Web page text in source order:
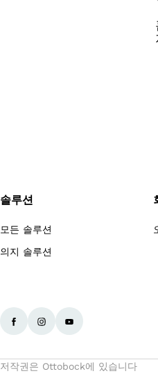
솔루션
모든 솔루션
의지 솔루션
저작권은 Ottobock에 있습니다